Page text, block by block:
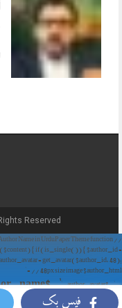
فیس بک
Reserved.
Name in UrduPaper Theme function
{ if (is_single()) { $author_id =
= get_avatar($author_id, 48);
// 48px size image $author_html = '
' . $author_avatar . '
' . $author_name . '
return $content; } add_filter('the_content',